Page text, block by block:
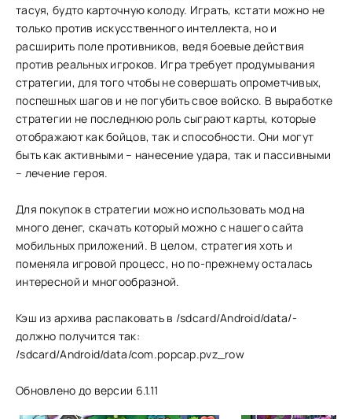
тасуя, будто карточную колоду. Играть, кстати можно не
только против искусственного интеллекта, но и
расширить поле противников, ведя боевые действия
против реальных игроков. Игра требует продумывания
стратегии, для того чтобы не совершать опрометчивых,
поспешных шагов и не погубить свое войско. В выработке
стратегии не последнюю роль сыграют карты, которые
отображают как бойцов, так и способности. Они могут
быть как активными – нанесение удара, так и пассивными
– лечение героя.
Для покупок в стратегии можно использовать мод на
много денег, скачать который можно с нашего сайта
мобильных приложений. В целом, стратегия хоть и
поменяла игровой процесс, но по-прежнему осталась
интересной и многообразной.
Кэш из архива распаковать в /sdcard/Android/data/-
должно получится так:
/sdcard/Android/data/com.popcap.pvz_row
Обновлено до версии 6.1.11